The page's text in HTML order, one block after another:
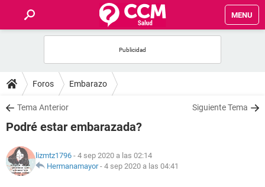
MENU
FOROS
SALUD
NUTRICIÓN
Foros Embarazo
Tema Anterior Siguiente Tema
Podré estar embarazada?
lizmtz1796 - 4 sep 2020 a las 02:14
Hermanamayor- 4 sep 2020 a las 04:41